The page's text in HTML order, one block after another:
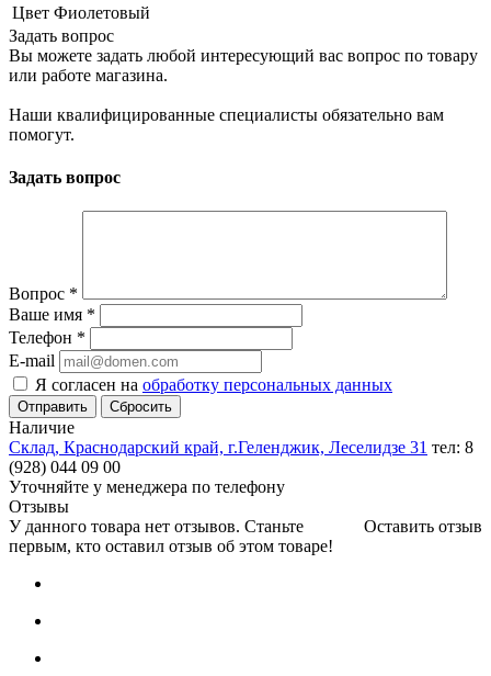
Цвет Фиолетовый
Задать вопрос
Вы можете задать любой интересующий вас вопрос по товару
или работе магазина.
Наши квалифицированные специалисты обязательно вам
помогут.
Задать вопрос
Вопрос *
Ваше имя *
Телефон *
E-mail
Я согласен на обработку персональных данных
Сбросить
Наличие
Склад, Краснодарский край, г.Геленджик, Леселидзе 31 тел: 8
(928) 044 09 00
Уточняйте у менеджера по телефону
Отзывы
Оставить отзыв
У данного товара нет отзывов. Станьте
первым, кто оставил отзыв об этом товаре!